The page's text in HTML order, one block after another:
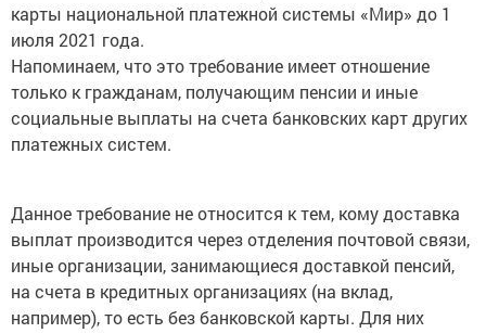
карты национальной платежной системы «Мир» до 1
июля 2021 года.
Напоминаем, что это требование имеет отношение
только к гражданам, получающим пенсии и иные
социальные выплаты на счета банковских карт других
платежных систем.
Данное требование не относится к тем, кому доставка
выплат производится через отделения почтовой связи,
иные организации, занимающиеся доставкой пенсий,
на счета в кредитных организациях (на вклад,
например), то есть без банковской карты. Для них